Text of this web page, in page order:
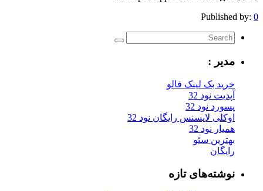
Published by: 0
مدیر :
خرید بک لینک فالو
آپدیت نود 32
پسورد نود 32
اوکلی لایسنس رایگان نود 32
همیار نود 32
بهترین سئو
رایگان
نوشته‌های تازه